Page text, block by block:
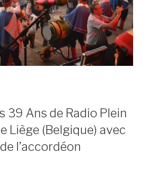
39 Ans de Radio Plein
Liège (Belgique) avec
l’accordéon